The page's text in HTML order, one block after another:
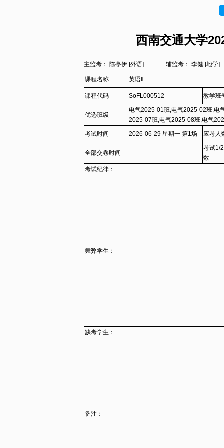
西南交通大学
主监考： 陈亭伊 [外语] 辅监考： 李健 [
课程名称 英语Ⅱ
课程代码 SoFL000512 教学班
优选班级
电气2025-01班,电气2025-02班,电
2025-07班,电气2025-08班,电气
13班,电气2025-14班,电子2025-
考试时间 2026-06-29 星期一 第1场 应考人
全部交卷时间
考试1/
数
考试纪律：
舞弊学生：
缺考学生：
备注：